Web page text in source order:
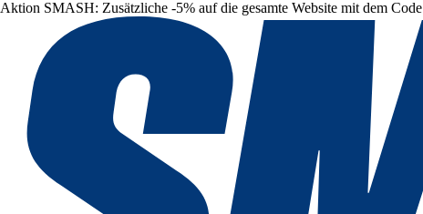
Aktion SMASH: Zusätzliche -5% auf die gesamte Website mit dem Code